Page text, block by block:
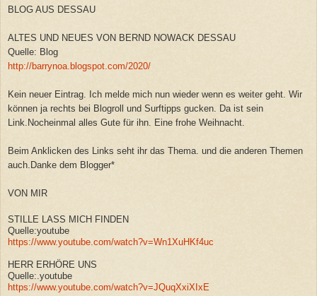
BLOG AUS DESSAU
ALTES UND NEUES VON BERND NOWACK DESSAU
Quelle: Blog
http://barrynoa.blogspot.com/2020/
Kein neuer Eintrag. Ich melde mich nun wieder wenn es weiter geht. Wir
können ja rechts bei Blogroll und Surftipps gucken. Da ist sein
Link.Nocheinmal alles Gute für ihn. Eine frohe Weihnacht.
Beim Anklicken des Links seht ihr das Thema. und die anderen Themen
auch.Danke dem Blogger*
VON MIR
STILLE LASS MICH FINDEN
Quelle:youtube
https://www.youtube.com/watch?v=Wn1XuHKf4uc
HERR ERHÖRE UNS
Quelle:.youtube
https://www.youtube.com/watch?v=JQuqXxiXIxE